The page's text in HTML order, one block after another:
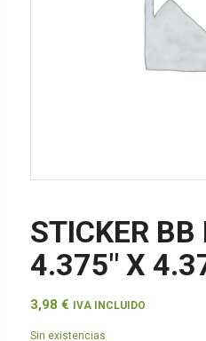
STICKER
4.375″ X
3,98 € IVA INCLUIDO
Sin existencias